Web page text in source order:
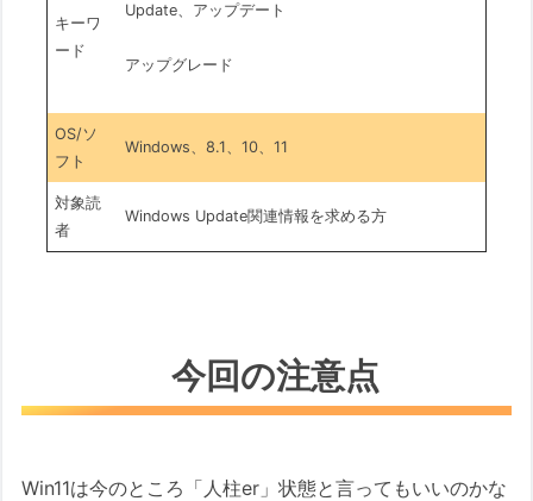
キーワ
ード
Update、アップデート
アップグレード
OS/ソ
フト
Windows、8.1、10、11
対象読
者
Windows Update関連情報を求める方
今回の注意点
Win11は今のところ「人柱er」状態と言ってもいいのかな